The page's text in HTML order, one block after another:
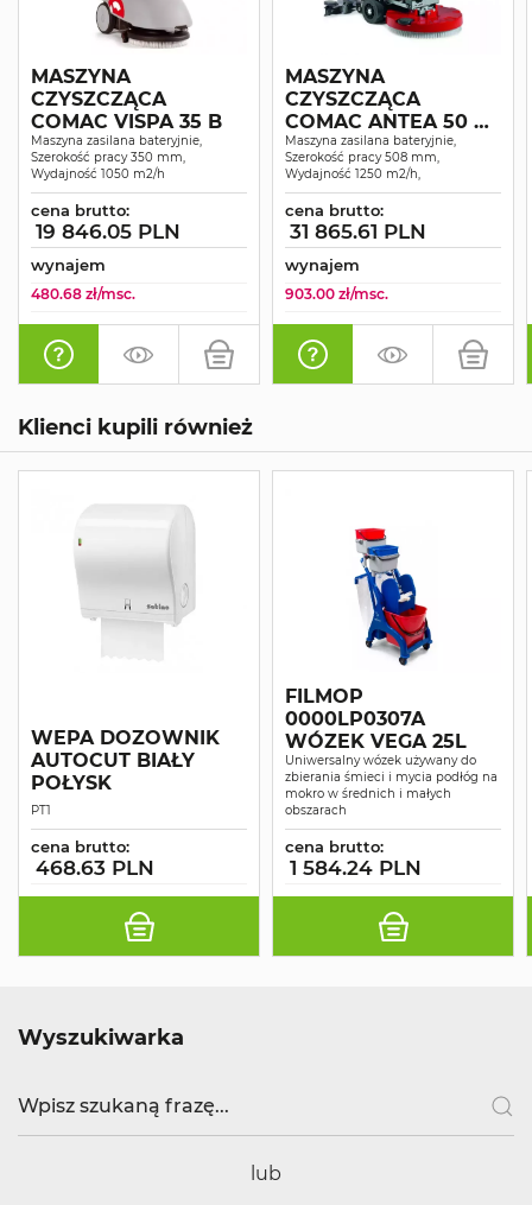
MASZYNA
CZYSZCZĄCA
COMAC VISPA 35 B
Maszyna zasilana bateryjnie,
Szerokość pracy 350 mm,
Wydajność 1050 m2/h
cena brutto:
19 846.05 PLN
wynajem
480.68 zł/msc.
MASZYNA
CZYSZCZĄCA
COMAC ANTEA 50 B
KOMPLET
Maszyna zasilana bateryjnie,
Szerokość pracy 508 mm,
Wydajność 1250 m2/h,
cena brutto:
31 865.61 PLN
wynajem
903.00 zł/msc.
Klienci kupili również
WEPA DOZOWNIK
AUTOCUT BIAŁY
POŁYSK
PT1
cena brutto:
468.63 PLN
FILMOP
0000LP0307A
WÓZEK VEGA 25L
Uniwersalny wózek używany do
zbierania śmieci i mycia podłóg na
mokro w średnich i małych
obszarach
cena brutto:
1 584.24 PLN
Wyszukiwarka
lub